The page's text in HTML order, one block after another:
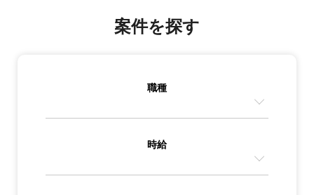
案件を探す
職種
時給